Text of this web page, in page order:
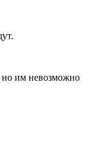
но им невозможно